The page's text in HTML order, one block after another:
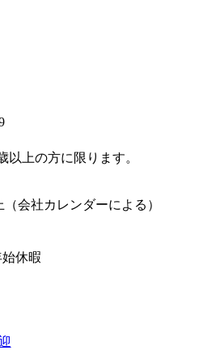
上の方に限ります。
会社カレンダーによる）
休暇